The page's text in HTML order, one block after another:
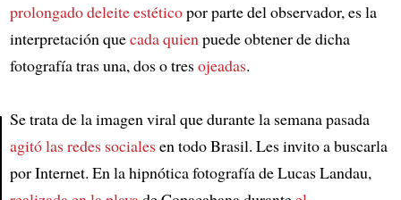
Article
prolongado deleite estéticopor parte del observador, es la
interpretación quecada quienpuede obtener de dicha
fotografía tras una, dos o tresojeadas.
Se trata de la imagen viral que durante la semana pasada
agitó las redes socialesen todo Brasil. Les invito a buscarla
por Internet. En la hipnótica fotografía de Lucas Landau,